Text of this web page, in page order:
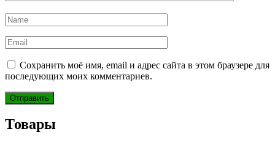
Сохранить моё имя, email и адрес сайта в этом браузере для
последующих моих комментариев.
Товары